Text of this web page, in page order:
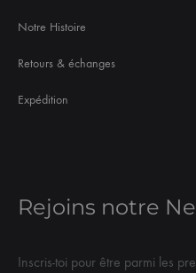
Notre Histoire
Retours & échanges
Expédition
Rejoins notre
Inscris-toi pour être parmi les